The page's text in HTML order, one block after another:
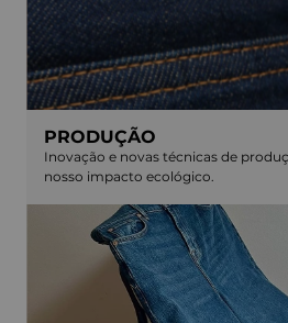
PRODUÇÃO
Inovação e novas técnicas de
nosso impacto ecológico.